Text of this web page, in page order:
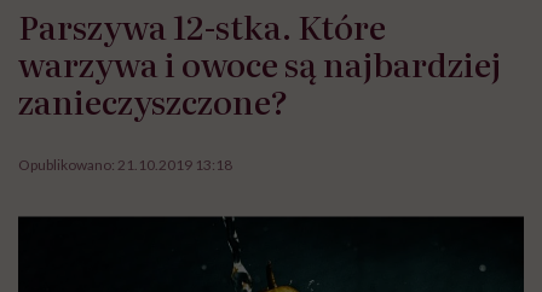
Parszywa 12-stka. Które
warzywa i owoce są najbardziej
zanieczyszczone?
Opublikowano: 21.10.2019 13:18